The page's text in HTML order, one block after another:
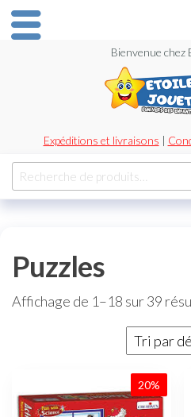
Bienvenue chez
Expéditions et livraisons |
Puzzles
Affichage de 1–18 sur 39
20%